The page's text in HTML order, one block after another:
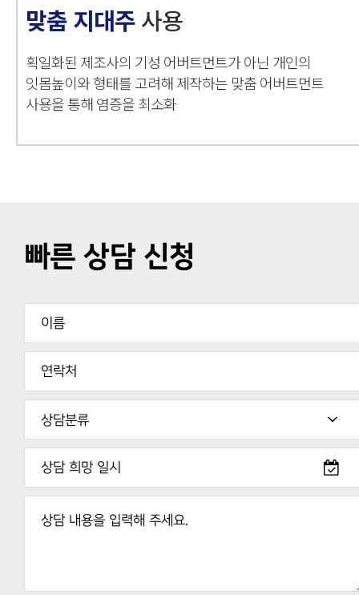
맞춤 지대주사용
획일화된 제조사의 기성 어버트먼트가 아닌 개인의
잇몸높이와 형태를 고려해 제작하는 맞춤 어버트먼트
사용을 통해 염증을 최소화
빠른 상담 신청